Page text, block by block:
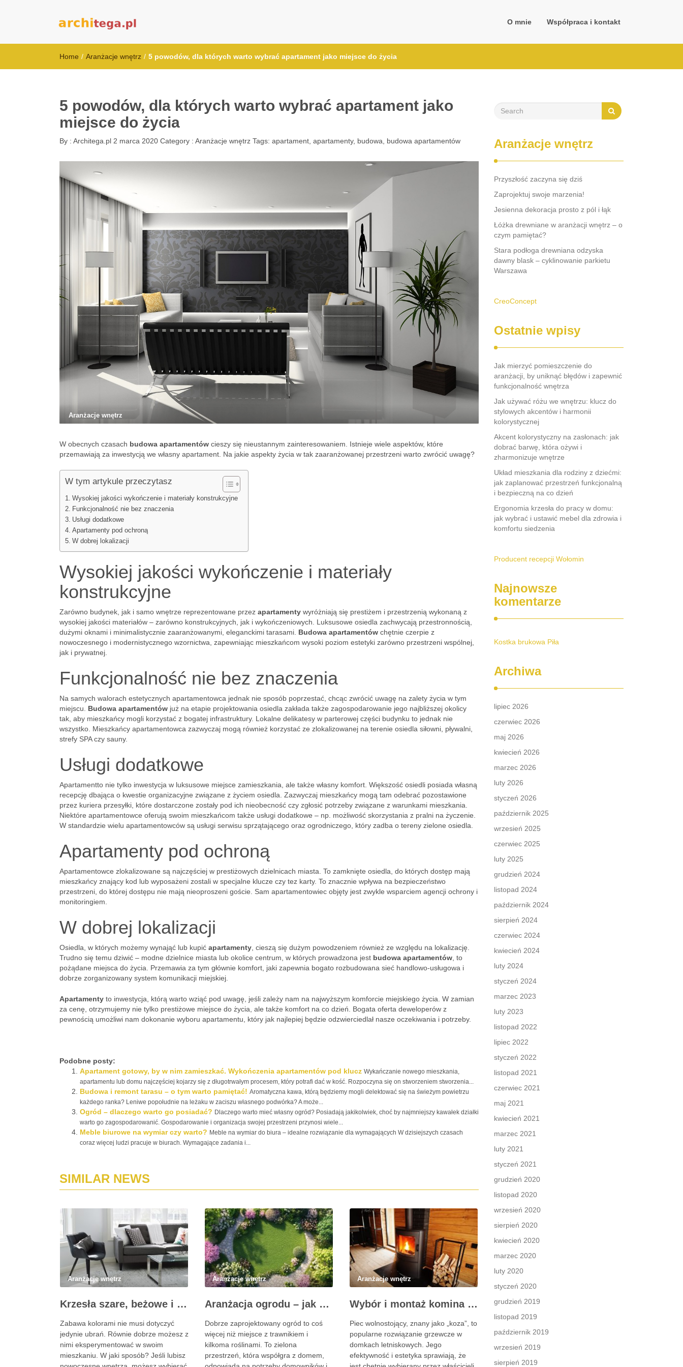
O mnie Współpraca i kontakt
Home / Aranżacje wnętrz / 5 powodów, dla których warto wybrać apartament jako miejsce do życia
5 powodów, dla których warto wybrać apartament jako
miejsce do życia
By : Architega.pl 2 marca 2020 Category : Aranżacje wnętrz Tags: apartament apartamenty, budowa budowa apartamentów
Aranżacje wnętrz
W obecnych czasach budowa apartamentów cieszy się nieustannym zainteresowaniem. Istnieje wiele aspektów, które
przemawiają za inwestycją we własny apartament. Na jakie aspekty życia w tak zaaranżowanej przestrzeni warto zwrócić uwagę?
W tym artykule przeczytasz
Wysokiej jakości wykończenie i materiały konstrukcyjne
Funkcjonalność nie bez znaczenia
Usługi dodatkowe
Apartamenty pod ochroną
W dobrej lokalizacji
Wysokiej jakości wykończenie i materiały
konstrukcyjne
Zarówno budynek, jak i samo wnętrze reprezentowane przez apartamenty wyróżniają się prestiżem i przestrzenią wykonaną z
wysokiej jakości materiałów – zarówno konstrukcyjnych, jak i wykończeniowych. Luksusowe osiedla zachwycają przestronnością,
dużymi oknami i minimalistycznie zaaranżowanymi, eleganckimi tarasami. Budowa apartamentów chętnie czerpie z
nowoczesnego i modernistycznego wzornictwa, zapewniając mieszkańcom wysoki poziom estetyki zarówno przestrzeni wspólnej,
jak i prywatnej.
Funkcjonalność nie bez znaczenia
Na samych walorach estetycznych apartamentowca jednak nie sposób poprzestać, chcąc zwrócić uwagę na zalety życia w tym
miejscu. Budowa apartamentów już na etapie projektowania osiedla zakłada także zagospodarowanie jego najbliższej okolicy
tak, aby mieszkańcy mogli korzystać z bogatej infrastruktury. Lokalne delikatesy w parterowej części budynku to jednak nie
wszystko. Mieszkańcy apartamentowca zazwyczaj mogą również korzystać ze zlokalizowanej na terenie osiedla siłowni, pływalni,
strefy SPA czy sauny.
Usługi dodatkowe
Apartamentto nie tylko inwestycja w luksusowe miejsce zamieszkania, ale także własny komfort. Większość osiedli posiada własną
recepcję dbająca o kwestie organizacyjne związane z życiem osiedla. Zazwyczaj mieszkańcy mogą tam odebrać pozostawione
przez kuriera przesyłki, które dostarczone zostały pod ich nieobecność czy zgłosić potrzeby związane z warunkami mieszkania.
Niektóre apartamentowce oferują swoim mieszkańcom także usługi dodatkowe – np. możliwość skorzystania z pralni na życzenie.
W standardzie wielu apartamentowców są usługi serwisu sprzątającego oraz ogrodniczego, który zadba o tereny zielone osiedla.
Apartamenty pod ochroną
Apartamentowce zlokalizowane są najczęściej w prestiżowych dzielnicach miasta. To zamknięte osiedla, do których dostęp mają
mieszkańcy znający kod lub wyposażeni zostali w specjalne klucze czy tez karty. To znacznie wpływa na bezpieczeństwo
przestrzeni, do której dostępu nie mają nieoproszeni goście. Sam apartamentowiec objęty jest zwykle wsparciem agencji ochrony i
monitoringiem.
W dobrej lokalizacji
Osiedla, w których możemy wynająć lub kupić apartamenty , cieszą się dużym powodzeniem również ze względu na lokalizację.
Trudno się temu dziwić – modne dzielnice miasta lub okolice centrum, w których prowadzona jest budowa apartamentów , to
pożądane miejsca do życia. Przemawia za tym głównie komfort, jaki zapewnia bogato rozbudowana sieć handlowo-usługowa i
dobrze zorganizowany system komunikacji miejskiej.
Apartamenty to inwestycja, którą warto wziąć pod uwagę, jeśli zależy nam na najwyższym komforcie miejskiego życia. W zamian
za cenę, otrzymujemy nie tylko prestiżowe miejsce do życia, ale także komfort na co dzień. Bogata oferta deweloperów z
pewnością umożliwi nam dokonanie wyboru apartamentu, który jak najlepiej będzie odzwierciedlał nasze oczekiwania i potrzeby.
Podobne posty:
Apartament gotowy, by w nim zamieszkać. Wykończenia apartamentów pod klucz Wykańczanie nowego mieszkania,
apartamentu lub domu najczęściej kojarzy się z długotrwałym procesem, który potrafi dać w kość. Rozpoczyna się on stworzeniem stworzenia...
Budowa i remont tarasu – o tym warto pamiętać! Aromatyczna kawa, którą będziemy mogli delektować się na świeżym powietrzu
każdego ranka? Leniwe popołudnie na leżaku w zaciszu własnego podwórka? A może...
Ogród – dlaczego warto go posiadać? Dlaczego warto mieć własny ogród? Posiadają jakikolwiek, choć by najmniejszy kawałek działki
warto go zagospodarowanić. Gospodarowanie i organizacja swojej przestrzeni przynosi wiele...
Meble biurowe na wymiar czy warto? Meble na wymiar do biura – idealne rozwiązanie dla wymagających W dzisiejszych czasach
coraz więcej ludzi pracuje w biurach. Wymagające zadania i...
SIMILAR NEWS
Aranżacje wnętrz
Krzesła szare, beżowe i brązowe – neutralne barwy w ofercie Novodom
Zabawa kolorami nie musi dotyczyć
jedynie ubrań. Równie dobrze możesz z
nimi eksperymentować w swoim
mieszkaniu. W jaki sposób? Jeśli lubisz
Aranżacje wnętrz
Aranżacja ogrodu – jak stworzyć przestrzeń, która cieszy oczy przez cały rok?
Dobrze zaprojektowany ogród to coś
więcej niż miejsce z trawnikiem i
kilkoma roślinami. To zielona
przestrzeń, która współgra z domem,
Aranżacje wnętrz
Wybór i montaż komina do pieca wolnostojącego w domku letniskowym
Piec wolnostojący, znany jako „koza”, to
popularne rozwiązanie grzewcze w
domkach letniskowych. Jego
efektywność i estetyka sprawiają, że
Aranżacje wnętrz
Przyszłość zaczyna się dziś
Zaprojektuj swoje marzenia!
Jesienna dekoracja prosto z pól i łąk
Łóżka drewniane w aranżacji wnętrz – o
czym pamiętać?
Stara podłoga drewniana odzyska
dawny blask – cyklinowanie parkietu
Warszawa
CreoConcept
Ostatnie wpisy
Jak mierzyć pomieszczenie do
aranżacji, by uniknąć błędów i zapewnić
funkcjonalność wnętrza
Jak używać różu we wnętrzu: klucz do
stylowych akcentów i harmonii
kolorystycznej
Akcent kolorystyczny na zasłonach: jak
dobrać barwę, która ożywi i
zharmonizuje wnętrze
Układ mieszkania dla rodziny z dziećmi:
jak zaplanować przestrzeń funkcjonalną
i bezpieczną na co dzień
Ergonomia krzesła do pracy w domu:
jak wybrać i ustawić mebel dla zdrowia i
komfortu siedzenia
Producent recepcji Wołomin
Najnowsze
komentarze
Kostka brukowa Piła
Archiwa
lipiec 2026
czerwiec 2026
maj 2026
kwiecień 2026
marzec 2026
luty 2026
styczeń 2026
październik 2025
wrzesień 2025
czerwiec 2025
luty 2025
grudzień 2024
listopad 2024
październik 2024
sierpień 2024
czerwiec 2024
kwiecień 2024
luty 2024
styczeń 2024
marzec 2023
luty 2023
listopad 2022
lipiec 2022
styczeń 2022
listopad 2021
czerwiec 2021
maj 2021
kwiecień 2021
marzec 2021
luty 2021
styczeń 2021
grudzień 2020
listopad 2020
wrzesień 2020
sierpień 2020
kwiecień 2020
marzec 2020
luty 2020
styczeń 2020
grudzień 2019
listopad 2019
październik 2019
wrzesień 2019
sierpień 2019